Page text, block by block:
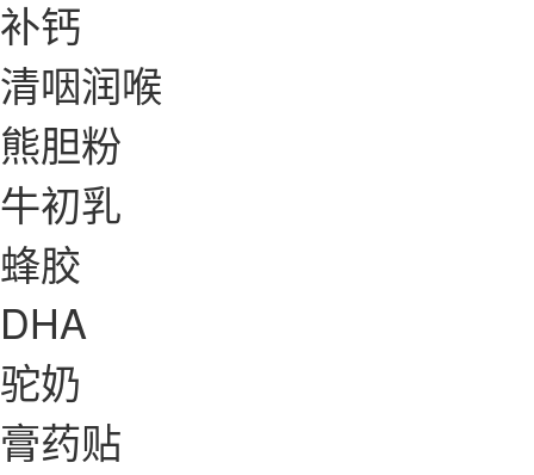
补钙
清咽润喉
熊胆粉
牛初乳
蜂胶
DHA
驼奶
膏药贴